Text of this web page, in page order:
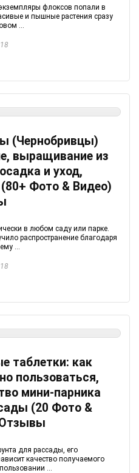
флоксов попали в
и пышные растения сразу
...
(Чернобривцы)
выращивание из
и уход,
Фото & Видео)
в любом саду или парке.
распространение благодаря
...
таблетки: как
пользоваться,
мини-парника
(20 Фото &
для рассады, его
качество получаемого
...